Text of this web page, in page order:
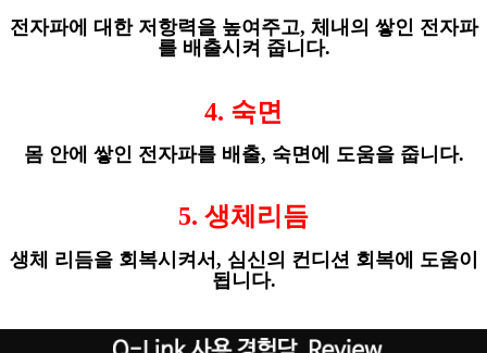
전자파에 대한 저항력을 높여주고, 체내의 쌓인 전자파
를 배출시켜 줍니다.
4. 숙면
몸 안에 쌓인 전자파를 배출, 숙면에 도움을 줍니다.
5. 생체리듬
생체 리듬을 회복시켜서 , 심신의 컨디션 회복에 도움이
됩니다.